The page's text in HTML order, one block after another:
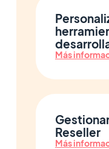
Más
Reseller
Más